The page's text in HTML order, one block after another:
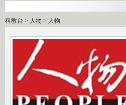
科教台 > 人物 > 人物